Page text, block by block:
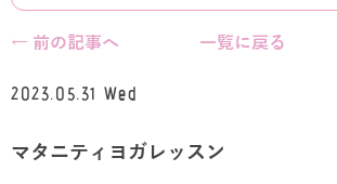
ヨガ資格講座
JAHAYOGA
← 前の記事へ 一覧に戻る
2023.05.31 Wed
マタニティヨガレッスン